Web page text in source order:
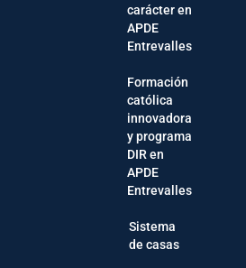
carácter en
APDE
Entrevalles
Formación
católica
innovadora
y programa
DIR en
APDE
Entrevalles
Sistema
de casas